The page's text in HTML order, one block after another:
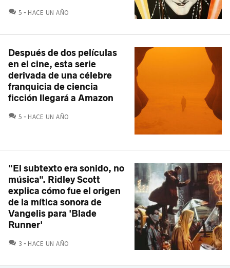
5 COMENTARIOS
HACE UN AÑO
Después de dos películas
en el cine, esta serie
derivada de una célebre
franquicia de ciencia
ficción llegará a Amazon
5 COMENTARIOS
HACE UN AÑO
"El subtexto era sonido, no
música". Ridley Scott
explica cómo fue el origen
de la mítica sonora de
Vangelis para 'Blade
Runner'
3 COMENTARIOS
HACE UN AÑO